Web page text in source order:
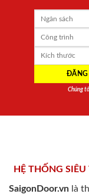
Chúng
HỆ THỐNG
SaigonDoor.vn là